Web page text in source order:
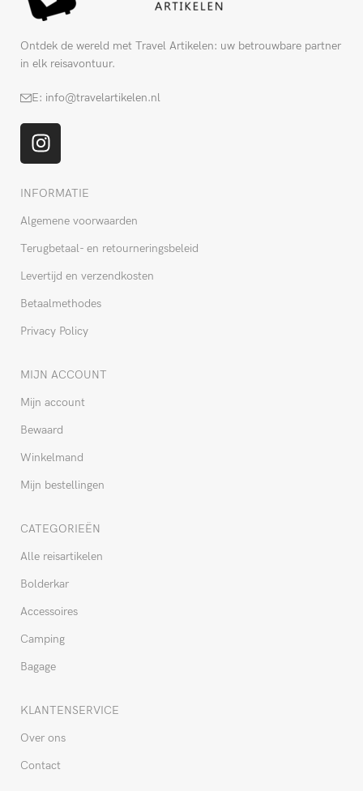
Ontdek de wereld met Travel Artikelen: uw betrouwbare partner
in elk reisavontuur.
E: info@travelartikelen.nl
INFORMATIE
Algemene voorwaarden
Terugbetaal- en retourneringsbeleid
Levertijd en verzendkosten
Betaalmethodes
Privacy Policy
MIJN ACCOUNT
Mijn account
Bewaard
Winkelmand
Mijn bestellingen
CATEGORIEËN
Alle reisartikelen
Bolderkar
Accessoires
Camping
Bagage
KLANTENSERVICE
Over ons
Contact